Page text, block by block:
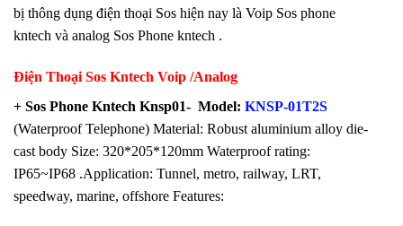
bị thông dụng điện thoại Sos hiện nay là Voip Sos phone
kntech và analog Sos Phone kntech .
Điện Thoại Sos Kntech Voip /Analog
+ Sos Phone Kntech Knsp01- Model: KNSP-01T2S
(Waterproof Telephone) Material: Robust aluminium alloy die-
cast body Size: 320*205*120mm Waterproof rating:
IP65~IP68 .Application: Tunnel, metro, railway, LRT,
speedway, marine, offshore Features: